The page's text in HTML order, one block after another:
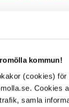
kommun!
(cookies) för
Cookies
samla
för tomtkön i
i
vid